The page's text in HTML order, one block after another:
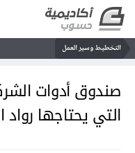
التخطيط وسير العمل
صندوق أدوات
التي يحتاجها رواد